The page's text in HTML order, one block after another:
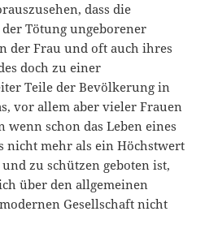
dass die
der Tötung ungeborener
der Frau und oft auch ihres
doch zu einer
Teile der Bevölkerung in
vor allem aber vieler Frauen
wenn schon das Leben eines
nicht mehr als ein Höchstwert
zu schützen geboten ist,
über den allgemeinen
Gesellschaft nicht